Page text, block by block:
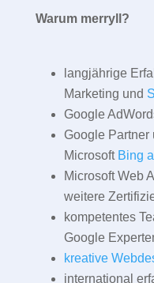
Warum merryll?
langjährige
Marketing und
Google
Google Partner
Microsoft Bing
Microsoft Web
weitere
kompetentes
Google
kreative
international